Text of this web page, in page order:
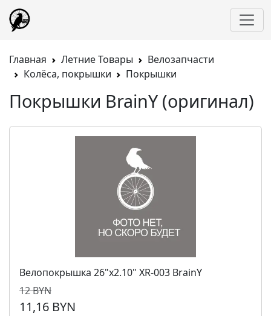
Главная Летние Товары
Велозапчасти
Колёса, покрышки
Покрышки
Покрышки BrainY (оригинал)
Велопокрышка 26"x2.10" XR-003 BrainY
12 BYN
11,16 BYN